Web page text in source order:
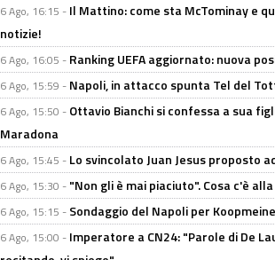
6 Ago, 16:15 - Il Mattino: come sta McTominay e
notizie!
6 Ago, 16:05 - Ranking UEFA aggiornato: nuova
6 Ago, 15:59 - Napoli, in attacco spunta Tel del
6 Ago, 15:50 - Ottavio Bianchi si confessa a sua
Maradona
6 Ago, 15:45 - Lo svincolato Juan Jesus proposto
6 Ago, 15:30 - "Non gli è mai piaciuto". Cosa c'è
6 Ago, 15:15 - Sondaggio del Napoli per
6 Ago, 15:00 - Imperatore a CN24: "Parole di De